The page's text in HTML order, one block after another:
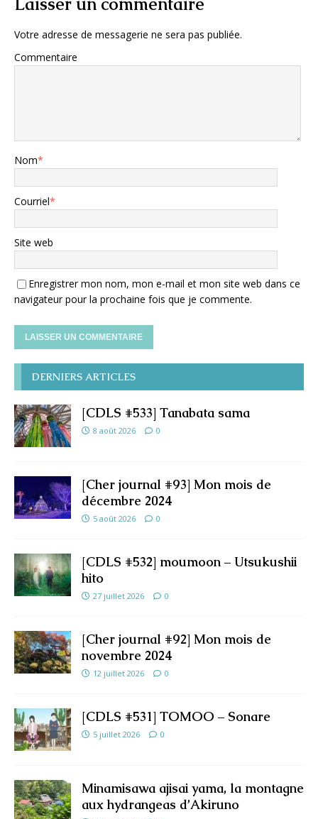
Votre adresse de messagerie ne sera pas publiée.
Commentaire
Nom*
Courriel*
Site web
Enregistrer mon nom, mon e-mail et mon site web dans ce
navigateur pour la prochaine fois que je commente.
DERNIERS ARTICLES
[CDLS #533] Tanabata sama
8 août 2026 0
[Cher journal #93] Mon mois de
décembre 2024
5 août 2026 0
[CDLS #532] moumoon – Utsukushii
hito
27 juillet 2026 0
[Cher journal #92] Mon mois de
novembre 2024
12 juillet 2026 0
[CDLS #531] TOMOO – Sonare
5 juillet 2026 0
Minamisawa ajisai yama, la montagne
aux hydrangeas d’Akiruno